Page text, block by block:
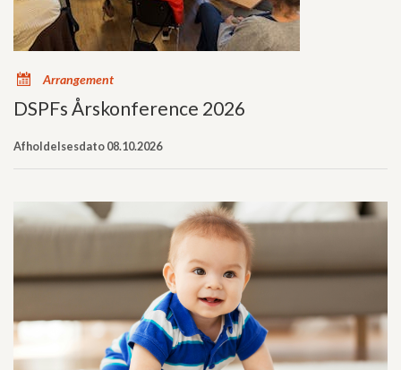
x Arrangement
DSPFs Årskonference 2026
Afholdelsesdato 08.10.2026